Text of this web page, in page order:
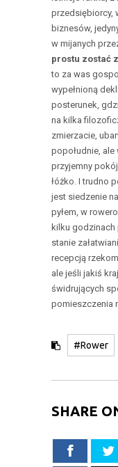
przedsiębiorcy,
biznesów,
w mijanych
prostu zostać
to za was
wypełnioną
posterunek,
na kilka
zmierzacie,
popołudnie, ale
przyjemny
łóżko. I trudno
jest siedzenie
pyłem, w
kilku godzinach
stanie
recepcją
ale jeśli jakiś
świdrujących
pomieszczenia
#Rower
SHARE